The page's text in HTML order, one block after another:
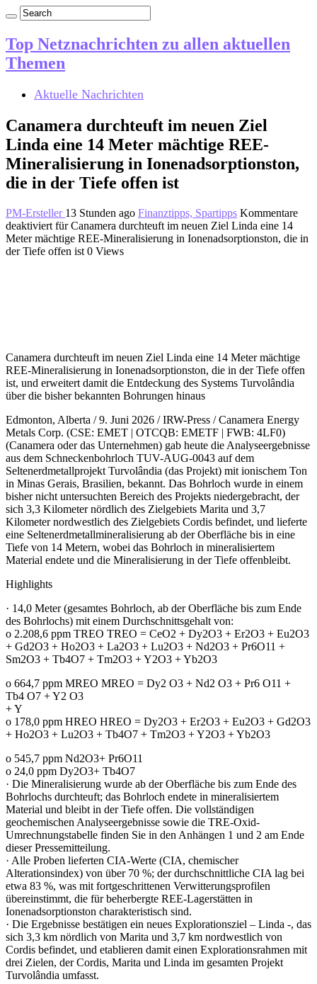
Top Netznachrichten zu allen aktuellen
Themen
Aktuelle Nachrichten
Canamera durchteuft im neuen Ziel
Linda eine 14 Meter mächtige REE-
Mineralisierung in Ionenadsorptionston,
die in der Tiefe offen ist
PM-Ersteller 13 Stunden ago Finanztipps, Spartipps Kommentare
deaktiviert für Canamera durchteuft im neuen Ziel Linda eine 14
Meter mächtige REE-Mineralisierung in Ionenadsorptionston, die in
der Tiefe offen ist 0 Views
Canamera durchteuft im neuen Ziel Linda eine 14 Meter mächtige
REE-Mineralisierung in Ionenadsorptionston, die in der Tiefe offen
ist, und erweitert damit die Entdeckung des Systems Turvolândia
über die bisher bekannten Bohrungen hinaus
Edmonton, Alberta / 9. Juni 2026 / IRW-Press / Canamera Energy
Metals Corp. (CSE: EMET | OTCQB: EMETF | FWB: 4LF0)
(Canamera oder das Unternehmen) gab heute die Analyseergebnisse
aus dem Schneckenbohrloch TUV-AUG-0043 auf dem
Seltenerdmetallprojekt Turvolândia (das Projekt) mit ionischem Ton
in Minas Gerais, Brasilien, bekannt. Das Bohrloch wurde in einem
bisher nicht untersuchten Bereich des Projekts niedergebracht, der
sich 3,3 Kilometer nördlich des Zielgebiets Marita und 3,7
Kilometer nordwestlich des Zielgebiets Cordis befindet, und lieferte
eine Seltenerdmetallmineralisierung ab der Oberfläche bis in eine
Tiefe von 14 Metern, wobei das Bohrloch in mineralisiertem
Material endete und die Mineralisierung in der Tiefe offenbleibt.
Highlights
· 14,0 Meter (gesamtes Bohrloch, ab der Oberfläche bis zum Ende
des Bohrlochs) mit einem Durchschnittsgehalt von:
o 2.208,6 ppm TREO TREO = CeO2 + Dy2O3 + Er2O3 + Eu2O3
+ Gd2O3 + Ho2O3 + La2O3 + Lu2O3 + Nd2O3 + Pr6O11 +
Sm2O3 + Tb4O7 + Tm2O3 + Y2O3 + Yb2O3
o 664,7 ppm MREO MREO = Dy2 O3 + Nd2 O3 + Pr6 O11 +
Tb4 O7 + Y2 O3
+ Y
o 178,0 ppm HREO HREO = Dy2O3 + Er2O3 + Eu2O3 + Gd2O3
+ Ho2O3 + Lu2O3 + Tb4O7 + Tm2O3 + Y2O3 + Yb2O3
o 545,7 ppm Nd2O3+ Pr6O11
o 24,0 ppm Dy2O3+ Tb4O7
· Die Mineralisierung wurde ab der Oberfläche bis zum Ende des
Bohrlochs durchteuft; das Bohrloch endete in mineralisiertem
Material und bleibt in der Tiefe offen. Die vollständigen
geochemischen Analyseergebnisse sowie die TRE-Oxid-
Umrechnungstabelle finden Sie in den Anhängen 1 und 2 am Ende
dieser Pressemitteilung.
· Alle Proben lieferten CIA-Werte (CIA, chemischer
Alterationsindex) von über 70 %; der durchschnittliche CIA lag bei
etwa 83 %, was mit fortgeschrittenen Verwitterungsprofilen
übereinstimmt, die für beherbergte REE-Lagerstätten in
Ionenadsorptionston charakteristisch sind.
· Die Ergebnisse bestätigen ein neues Explorationsziel – Linda -, das
sich 3,3 km nördlich von Marita und 3,7 km nordwestlich von
Cordis befindet, und etablieren damit einen Explorationsrahmen mit
drei Zielen, der Cordis, Marita und Linda im gesamten Projekt
Turvolândia umfasst.